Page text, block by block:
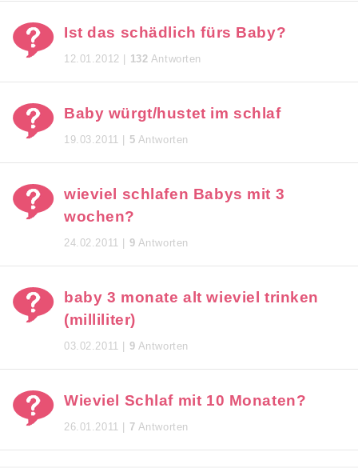
Ist das schädlich fürs Baby?
12.01.2012 | 132 Antworten
Baby würgt/hustet im schlaf
19.03.2011 | 5 Antworten
wieviel schlafen Babys mit 3
wochen?
24.02.2011 | 9 Antworten
baby 3 monate alt wieviel trinken
(milliliter)
03.02.2011 | 9 Antworten
Wieviel Schlaf mit 10 Monaten?
26.01.2011 | 7 Antworten